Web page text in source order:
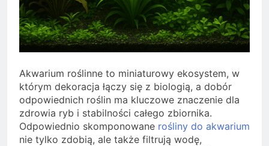
Akwarium roślinne to miniaturowy ekosystem, w
którym dekoracja łączy się z biologią, a dobór
odpowiednich roślin ma kluczowe znaczenie dla
zdrowia ryb i stabilności całego zbiornika.
Odpowiednio skomponowane rośliny do akwarium
nie tylko zdobią, ale także filtrują wodę,